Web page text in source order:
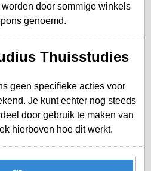
door sommige winkels
genoemd.
Thuisstudies
geen specifieke acties voor
Je kunt echter nog steeds
door gebruik te maken van
hierboven hoe dit werkt.